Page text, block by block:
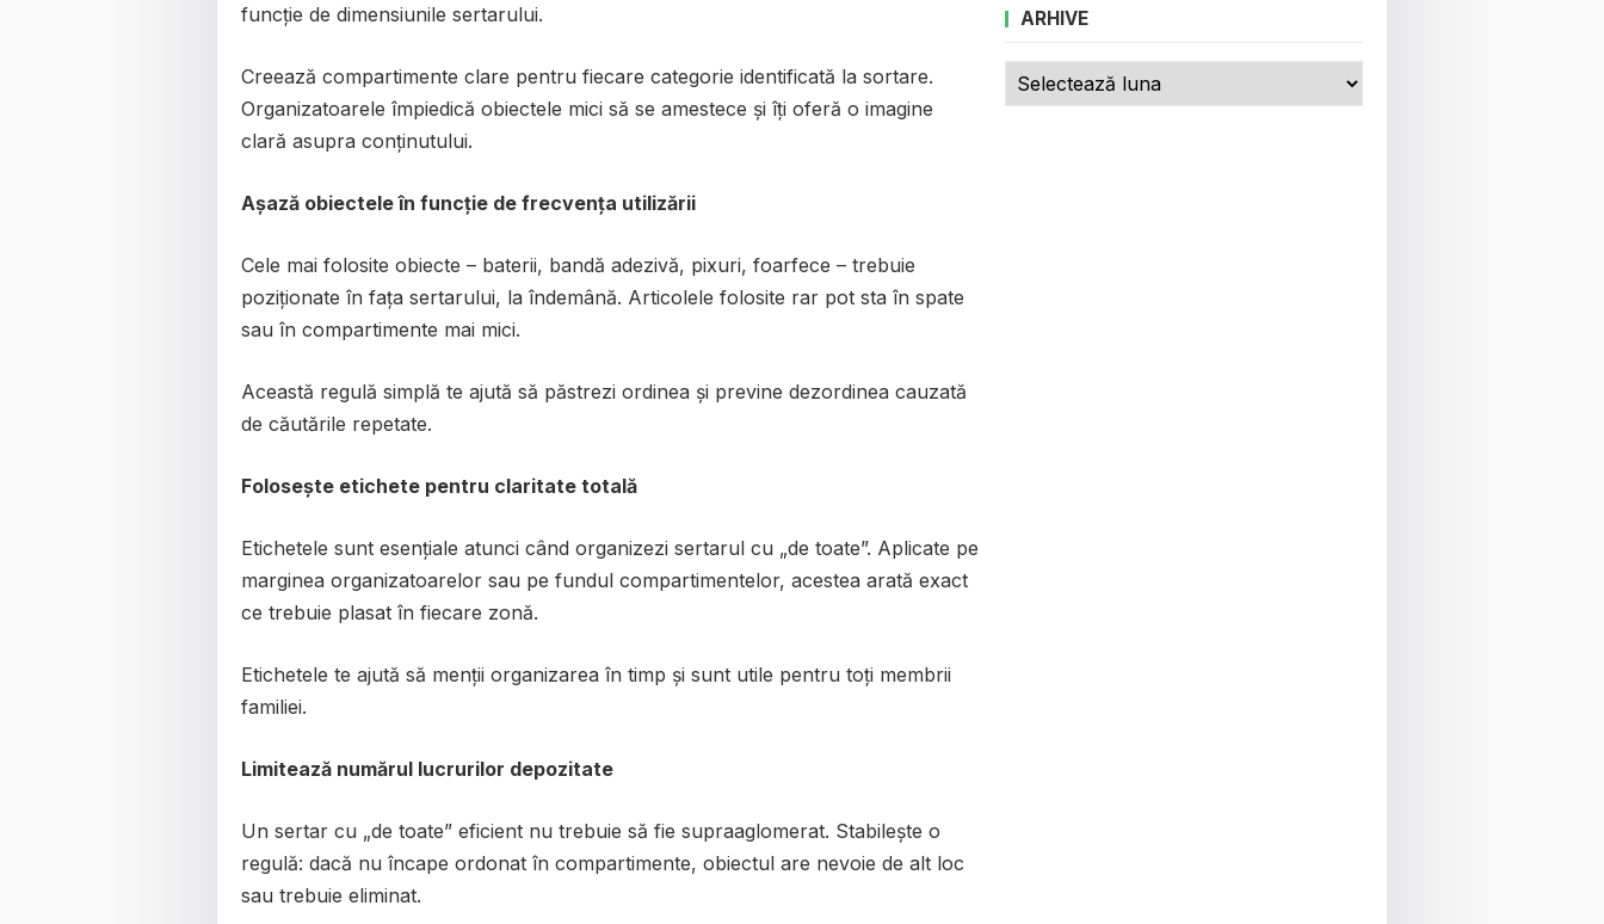
funcție de dimensiunile sertarului.
Creează compartimente clare pentru fiecare categorie identificată la sortare.
Organizatoarele împiedică obiectele mici să se amestece și îți oferă o imagine
clară asupra conținutului.
Așază obiectele în funcție de frecvența utilizării
Cele mai folosite obiecte – baterii, bandă adezivă, pixuri, foarfece – trebuie
poziționate în fața sertarului, la îndemână. Articolele folosite rar pot sta în spate
sau în compartimente mai mici.
Această regulă simplă te ajută să păstrezi ordinea și previne dezordinea cauzată
de căutările repetate.
Folosește etichete pentru claritate totală
Etichetele sunt esențiale atunci când organizezi sertarul cu „de toate”. Aplicate pe
marginea organizatoarelor sau pe fundul compartimentelor, acestea arată exact
ce trebuie plasat în fiecare zonă.
Etichetele te ajută să menții organizarea în timp și sunt utile pentru toți membrii
familiei.
Limitează numărul lucrurilor depozitate
Un sertar cu „de toate” eficient nu trebuie să fie supraaglomerat. Stabilește o
regulă: dacă nu încape ordonat în compartimente, obiectul are nevoie de alt loc
sau trebuie eliminat.
ARHIVE
Arhive